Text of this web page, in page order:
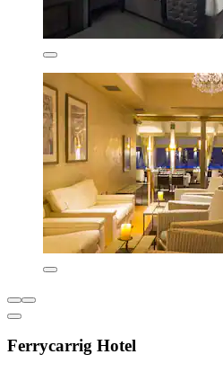
Ferrycarrig Hotel